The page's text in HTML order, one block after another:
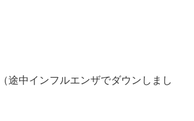
途中インフルエンザでダウンしまし